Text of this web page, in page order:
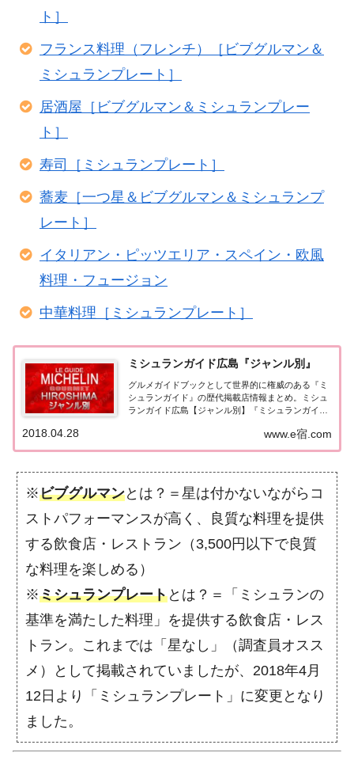
ト］
フランス料理（フレンチ）［ビブグルマン＆
ミシュランプレート］
居酒屋［ビブグルマン＆ミシュランプレー
ト］
寿司［ミシュランプレート］
蕎麦［一つ星＆ビブグルマン＆ミシュランプ
レート］
イタリアン・ピッツエリア・スペイン・欧風
料理・フュージョン
中華料理［ミシュランプレート］
ミシュランガイド広島『ジャンル別』
グルメガイドブックとして世界的に権威のある『ミ
シュランガイド』の歴代掲載店情報まとめ。ミシュ
ランガイド広島【ジャンル別】『ミシュランガイド
元：）ミシュランガイド広島2018広島レストラン
2018【ジャンル別】 星を獲得した「和食・日本料...
www.e宿.com
2018.04.28
※ビブグルマンとは？＝星は付かないながらコ
ストパフォーマンスが高く、良質な料理を提供
する飲食店・レストラン（3,500円以下で良質
な料理を楽しめる）
※ミシュランプレートとは？＝「ミシュランの
基準を満たした料理」を提供する飲食店・レス
トラン。これまでは「星なし」（調査員オスス
メ）として掲載されていましたが、2018年4月
12日より「ミシュランプレート」に変更となり
ました。